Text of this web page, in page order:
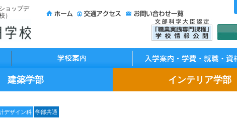
ョップデ
）
学校案内 入学案内・学費・就職・資格
建築学部 インテリア学部
デザイン科 学部共通